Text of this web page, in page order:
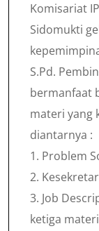
Komisariat
Sidomukti
S.Pd.
bermanfaat
materi yang
diantarnya :
1. Problem
2.
3. Job
ketiga